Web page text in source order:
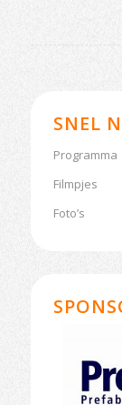
SNEL
Programma
Filmpjes
Foto’s